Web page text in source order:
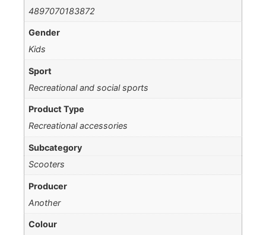
4897070183872
Gender
Kids
Sport
Recreational and social sports
Product Type
Recreational accessories
Subcategory
Scooters
Producer
Another
Colour